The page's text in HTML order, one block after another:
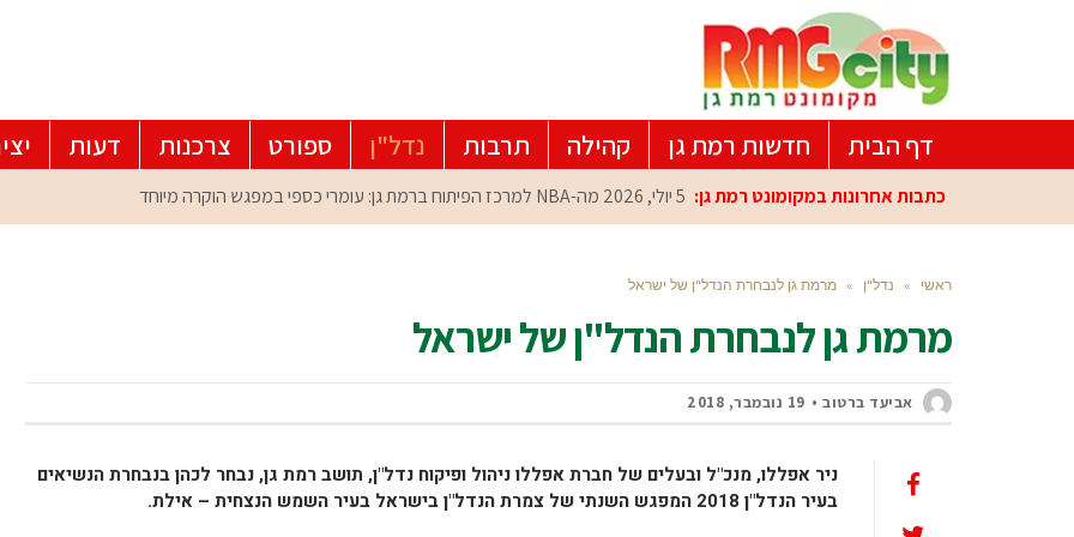
דף הבית חדשות רמת גן קהילה תרבות נדל"ן ספורט צרכנות דעות
כתבות אחרונות במקומונט רמת גן: 5 יולי, 2026 מה-NBA למרכז הפיתוח ברמת גן: עומרי כספי במפגש הוקרה מיוחד
ראשי » נדל"ן » מרמת גן לנבחרת הנדל"ן של ישראל
מרמת גן לנבחרת הנדל"ן של ישראל
אביעד ברטוב 19 נובמבר, 2018
ניר אפללו, מנכ"ל ובעלים של חברת אפללו ניהול ופיקוח נדל"ן, תושב רמת גן, נבחר לכהן בנבחרת הנשיאים
בעיר הנדל"ן 2018 המפגש השנתי של צמרת הנדל"ן בישראל בעיר השמש הנצחית – אילת.